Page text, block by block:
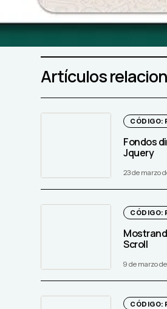
Artículos
CÓDIGO:
Fondos
Jquery
23 de marzo
CÓDIGO:
Scroll
9 de marzo
CÓDIGO: